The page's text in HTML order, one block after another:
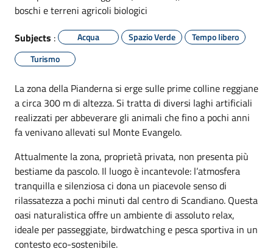
boschi e terreni agricoli biologici
Subjects : Acqua Spazio Verde
Tempo libero
Turismo
La zona della Pianderna si erge sulle prime colline reggiane
a circa 300 m di altezza. Si tratta di diversi laghi artificiali
realizzati per abbeverare gli animali che fino a pochi anni
fa venivano allevati sul Monte Evangelo.
Attualmente la zona, proprietà privata, non presenta più
bestiame da pascolo. Il luogo è incantevole: l’atmosfera
tranquilla e silenziosa ci dona un piacevole senso di
rilassatezza a pochi minuti dal centro di Scandiano. Questa
oasi naturalistica offre un ambiente di assoluto relax,
ideale per passeggiate, birdwatching e pesca sportiva in un
contesto eco-sostenibile.